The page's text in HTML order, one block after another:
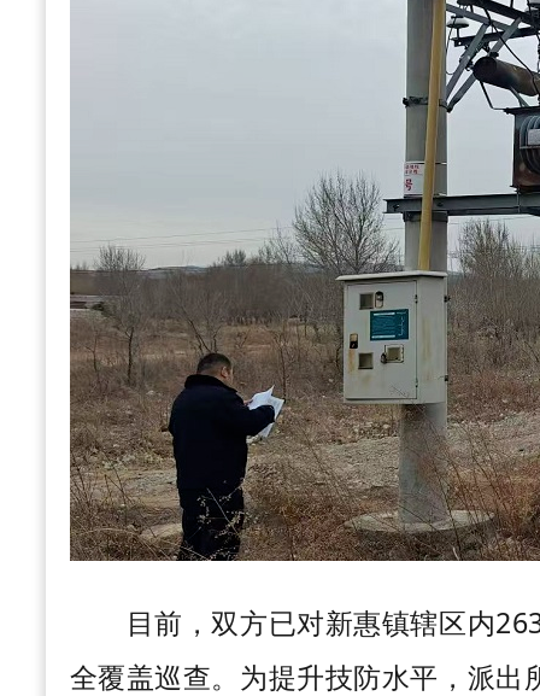
目前，双方已对新惠镇辖区内
全覆盖巡查。为提升技防水平，派出